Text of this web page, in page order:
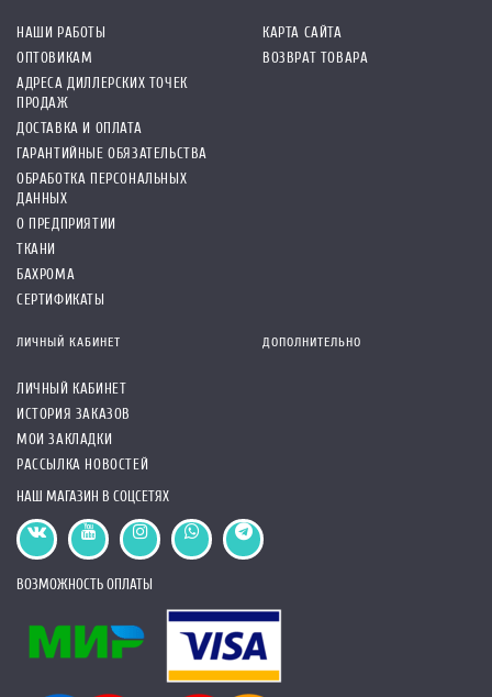
НАШИ РАБОТЫ
ОПТОВИКАМ
АДРЕСА ДИЛЛЕРСКИХ ТОЧЕК
ПРОДАЖ
ДОСТАВКА И ОПЛАТА
ГАРАНТИЙНЫЕ ОБЯЗАТЕЛЬСТВА
ОБРАБОТКА ПЕРСОНАЛЬНЫХ
ДАННЫХ
О ПРЕДПРИЯТИИ
ТКАНИ
БАХРОМА
СЕРТИФИКАТЫ
КАРТА САЙТА
ВОЗВРАТ ТОВАРА
ЛИЧНЫЙ КАБИНЕТ
ЛИЧНЫЙ КАБИНЕТ
ИСТОРИЯ ЗАКАЗОВ
МОИ ЗАКЛАДКИ
РАССЫЛКА НОВОСТЕЙ
ДОПОЛНИТЕЛЬНО
НАШ МАГАЗИН В СОЦСЕТЯХ
ВОЗМОЖНОСТЬ ОПЛАТЫ